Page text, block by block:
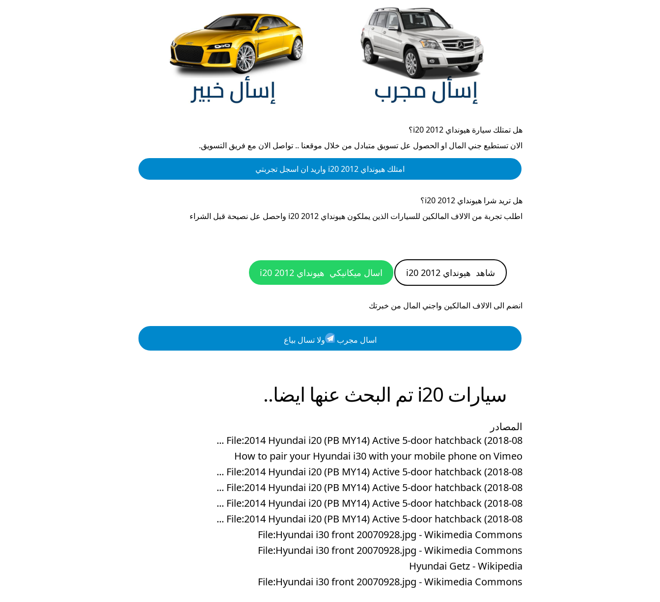
هل تمتلك سيارة هيونداي i20 2012
؟
الان تستطيع جني المال او الحصول عل تسويق متبادل من خلال موقعنا .. تواصل الان مع فريق التسويق.
امتلك هيونداي i20 2012 واريد ان اسجل تجربتي
هل تريد شرا هيونداي i20 2012
؟
اطلب تجربة من الالاف المالكين للسيارات الذين يملكون هيونداي i20 2012 واحصل عل نصيحة قبل الشراء
شاهد هيونداي i20 2012 اسال ميكانيكي هيونداي i20 2012
انضم الى الالاف المالكين واجني المال من خبرتك
اسال مجرب ولا تسال بياع
سيارات i20 تم البحث عنها ايضا..
المصادر
File:2014 Hyundai i20 (PB MY14) Active 5-door hatchback (2018-08 ...
How to pair your Hyundai i30 with your mobile phone on Vimeo
File:2014 Hyundai i20 (PB MY14) Active 5-door hatchback (2018-08 ...
File:2014 Hyundai i20 (PB MY14) Active 5-door hatchback (2018-08 ...
File:2014 Hyundai i20 (PB MY14) Active 5-door hatchback (2018-08 ...
File:2014 Hyundai i20 (PB MY14) Active 5-door hatchback (2018-08 ...
File:Hyundai i30 front 20070928.jpg - Wikimedia Commons
File:Hyundai i30 front 20070928.jpg - Wikimedia Commons
Hyundai Getz - Wikipedia
File:Hyundai i30 front 20070928.jpg - Wikimedia Commons